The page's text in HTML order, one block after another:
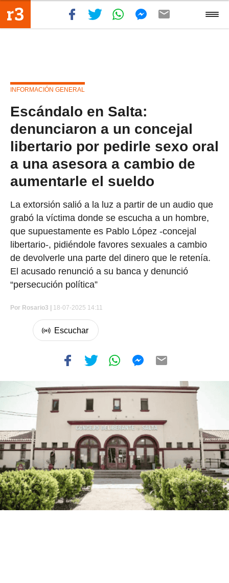
INFORMACIÓN GENERAL
Escándalo en Salta:
denunciaron a un concejal
libertario por pedirle sexo oral
a una asesora a cambio de
aumentarle el sueldo
La extorsión salió a la luz a partir de un audio que
grabó la víctima donde se escucha a un hombre,
que supuestamente es Pablo López -concejal
libertario-, pidiéndole favores sexuales a cambio
de devolverle una parte del dinero que le retenía.
El acusado renunció a su banca y denunció
“persecución política”
Por Rosario3 | 18-07-2025 14:11